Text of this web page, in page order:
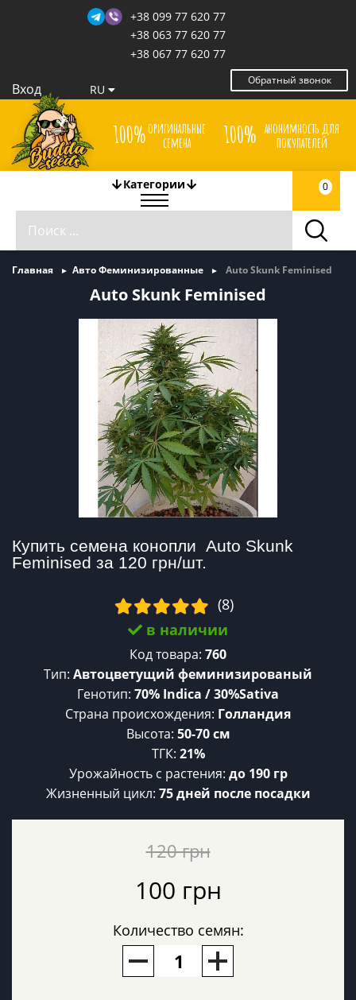
+38 099 77 620 77
+38 063 77 620 77
+38 067 77 620 77
Обратный звонок
Вход RU
100%оригинальные
семена
100% анонимность для
покупателей
Категории 0
Главная Авто Феминизированные Auto Skunk Feminised
Auto Skunk Feminised
Купить семена конопли  Auto Skunk
Feminised за 120 грн/шт.
(8)
в наличии
Код товара: 760
Тип: Автоцветущий феминизированый
Генотип: 70% Indica / 30%Sativa
Страна происхождения: Голландия
Высота: 50-70 см
ТГК: 21%
Урожайность c растения: до 190 гр
Жизненный цикл: 75 дней после посадки
120 грн
100 грн
Количество семян: